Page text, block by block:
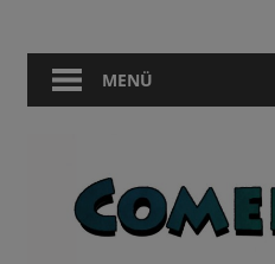
springen
Berlin
MENÜ